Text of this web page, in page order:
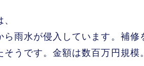
ら雨水が侵入しています。補
そうです。金額は数百万円規